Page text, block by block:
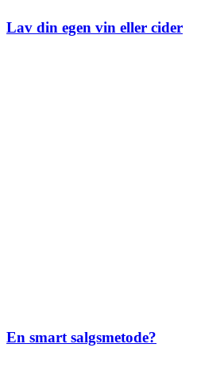
Lav din egen vin eller cider
En smart salgsmetode?